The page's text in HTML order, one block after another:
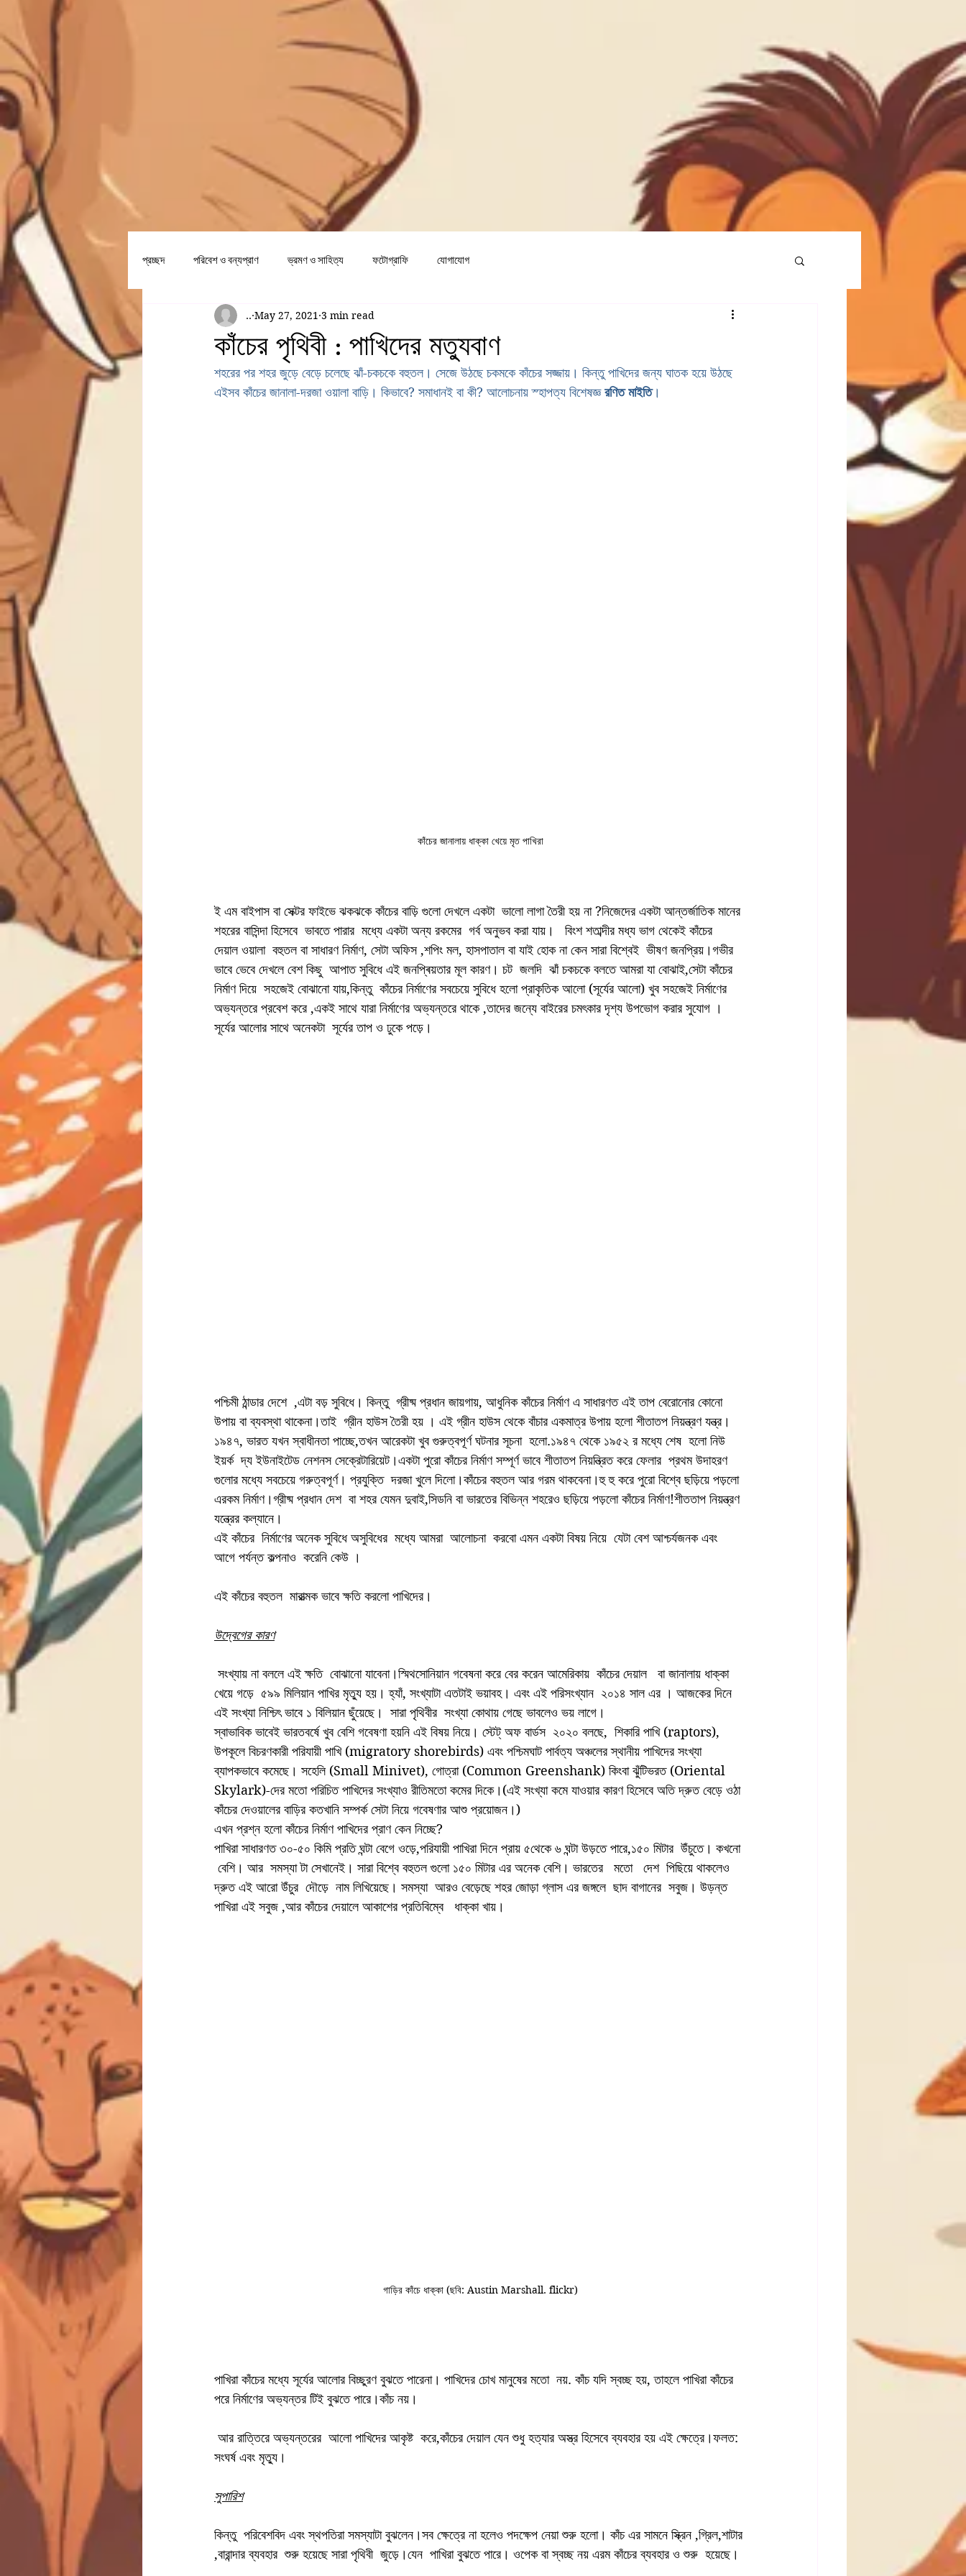
প্রচ্ছদ পরিবেশ ও বন্যপ্রাণ ভ্রমণ ও সাহিত্য ফটোগ্রাফি যোগাযোগ
কাঁচের পৃথিবী : পাখিদের মত্যুবাণ
.. May 27, 2021 3 min read
শহরের পর শহর জুড়ে বেড়ে চলেছে ঝাঁ-চকচকে বহুতল। সেজে উঠছে চকমকে কাঁচের সজ্জায়। কিন্তু পাখিদের জন্য ঘাতক হয়ে উঠছে
এইসব কাঁচের জানালা-দরজা ওয়ালা বাড়ি। কিভাবে? সমাধানই বা কী? আলোচনায় স্হাপত্য বিশেষজ্ঞ রণিত মাইতি।
কাঁচের জানালায় ধাক্কা খেয়ে মৃত পাখিরা
ই এম বাইপাস বা সেক্টর ফাইভে ঝকঝকে কাঁচের বাড়ি গুলো দেখলে একটা  ভালো লাগা তৈরী হয় না ?নিজেদের একটা আন্তর্জাতিক মানের
শহরের বাসিন্দা হিসেবে  ভাবতে পারার  মধ্যে একটা অন্য রকমের  গর্ব অনুভব করা যায়।   বিংশ শতাব্দীর মধ্য ভাগ থেকেই কাঁচের
দেয়াল ওয়ালা  বহুতল বা সাধারণ নির্মাণ, সেটা অফিস ,শপিং মল, হাসপাতাল বা যাই হোক না কেন সারা বিশ্বেই  ভীষণ জনপ্রিয়।গভীর
ভাবে ভেবে দেখলে বেশ কিছু  আপাত সুবিধে এই জনপ্ৰিয়তার মূল কারণ। চট  জলদি  ঝাঁ চকচকে বলতে আমরা যা বোঝাই,সেটা কাঁচের
নির্মাণ দিয়ে  সহজেই বোঝানো যায়,কিন্তু  কাঁচের নির্মাণের সবচেয়ে সুবিধে হলো প্রাকৃতিক আলো (সূর্যের আলো) খুব সহজেই নির্মাণের
অভ্যন্তরে প্রবেশ করে ,একই সাথে যারা নির্মাণের অভ্যন্তরে থাকে ,তাদের জন্যে বাইরের চমৎকার দৃশ্য উপভোগ করার সুযোগ ।
সূর্যের আলোর সাথে অনেকটা  সূর্যের তাপ ও ঢুকে পড়ে।
পশ্চিমী ঠান্ডার দেশে  ,এটা বড় সুবিধে। কিন্তু  গ্রীষ্ম প্রধান জায়গায়, আধুনিক কাঁচের নির্মাণ এ সাধারণত এই তাপ বেরোনোর কোনো
উপায় বা ব্যবস্থা থাকেনা।তাই  গ্রীন হাউস তৈরী হয় । এই গ্রীন হাউস থেকে বাঁচার একমাত্র উপায় হলো শীতাতপ নিয়ন্ত্রণ যন্ত্র।
১৯৪৭, ভারত যখন স্বাধীনতা পাচ্ছে,তখন আরেকটা খুব গুরুত্বপূর্ণ ঘটনার সূচনা  হলো.১৯৪৭ থেকে ১৯৫২ র মধ্যে শেষ  হলো নিউ
ইয়র্ক  দ্য ইউনাইটেড নেশনস সেক্রেটারিয়েট।একটা পুরো কাঁচের নির্মাণ সম্পূর্ণ ভাবে শীতাতপ নিয়ন্ত্রিত করে ফেলার  প্রথম উদাহরণ
গুলোর মধ্যে সবচেয়ে গরুত্বপূর্ণ। প্রযুক্তি  দরজা খুলে দিলো।কাঁচের বহুতল আর গরম থাকবেনা।হু হু করে পুরো বিশ্বে ছড়িয়ে পড়লো
এরকম নির্মাণ।গ্রীষ্ম প্রধান দেশ  বা শহর যেমন দুবাই,সিডনি বা ভারতের বিভিন্ন শহরেও ছড়িয়ে পড়লো কাঁচের নির্মাণ!শীততাপ নিয়ন্ত্রণ
যন্ত্রের কল্যানে।
এই কাঁচের  নির্মাণের অনেক সুবিধে অসুবিধের  মধ্যে আমরা  আলোচনা  করবো এমন একটা বিষয় নিয়ে  যেটা বেশ আশ্চর্যজনক এবং
আগে পর্যন্ত কল্পনাও  করেনি কেউ ।
এই কাঁচের বহুতল  মারাত্মক ভাবে ক্ষতি করলো পাখিদের।
উদ্বেগের কারণ
খেয়ে গড়ে  ৫৯৯ মিলিয়ান পাখির মৃত্যু হয়। হ্যাঁ, সংখ্যাটা এতটাই ভয়াবহ। এবং এই পরিসংখ্যান  ২০১৪ সাল এর । আজকের দিনে
এই সংখ্যা নিশ্চিৎ ভাবে ১ বিলিয়ান ছুঁয়েছে।  সারা পৃথিবীর  সংখ্যা কোথায় গেছে ভাবলেও ভয় লাগে।
স্বাভাবিক ভাবেই ভারতবর্ষে খুব বেশি গবেষণা হয়নি এই বিষয় নিয়ে। স্টেট্ অফ বার্ডস  ২০২০ বলছে,  শিকারি পাখি (raptors),
উপকূলে বিচরণকারী পরিযায়ী পাখি (migratory shorebirds) এবং পশ্চিমঘাট পার্বত্য অঞ্চলের স্থানীয় পাখিদের সংখ্যা
ব্যাপকভাবে কমেছে। সহেলি (Small Minivet), গোত্রা (Common Greenshank) কিংবা ঝুঁটিভরত (Oriental
Skylark)-দের মতো পরিচিত পাখিদের সংখ্যাও রীতিমতো কমের দিকে।(এই সংখ্যা কমে যাওয়ার কারণ হিসেবে অতি দ্রুত বেড়ে ওঠা
কাঁচের দেওয়ালের বাড়ির কতখানি সম্পর্ক সেটা নিয়ে গবেষণার আশু প্রয়োজন।)
এখন প্রশ্ন হলো কাঁচের নির্মাণ পাখিদের প্রাণ কেন নিচ্ছে?
পাখিরা সাধারণত ৩০-৫০ কিমি প্রতি ঘন্টা বেগে ওড়ে,পরিযায়ী পাখিরা দিনে প্রায় ৫থেকে ৬ ঘন্টা উড়তে পারে,১৫০ মিটার  উঁচুতে। কখনো
বেশি। আর  সমস্যা টা সেখানেই। সারা বিশ্বে বহুতল গুলো ১৫০ মিটার এর অনেক বেশি। ভারতের   মতো   দেশ  পিছিয়ে থাকলেও
দ্রুত এই আরো উঁচুর  দৌড়ে  নাম লিখিয়েছে। সমস্যা  আরও বেড়েছে শহর জোড়া গ্লাস এর জঙ্গলে  ছাদ বাগানের  সবুজ। উড়ন্ত
পাখিরা এই সবুজ ,আর কাঁচের দেয়ালে আকাশের প্রতিবিম্বে   ধাক্কা খায়।
গাড়ির কাঁচে ধাক্কা (ছবি: Austin Marshall. flickr)
পাখিরা কাঁচের মধ্যে সূর্যের আলোর বিচ্ছুরণ বুঝতে পারেনা। পাখিদের চোখ মানুষের মতো  নয়. কাঁচ যদি স্বচ্ছ হয়, তাহলে পাখিরা কাঁচের
পরে নির্মাণের অভ্যন্তর টিই বুঝতে পারে।কাঁচ নয়।
সংঘর্ষ এবং মৃত্যু।
সুপারিশ
কিন্তু  পরিবেশবিদ এবং স্থপতিরা সমস্যাটা বুঝলেন।সব ক্ষেত্রে না হলেও পদক্ষেপ নেয়া শুরু হলো। কাঁচ এর সামনে স্ক্রিন ,গ্রিল,শাটার
,বারান্দার ব্যবহার  শুরু হয়েছে সারা পৃথিবী  জুড়ে।যেন  পাখিরা বুঝতে পারে। ওপেক বা স্বচ্ছ নয় এরম কাঁচের ব্যবহার ও শুরু  হয়েছে।